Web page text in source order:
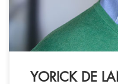
practitioner Wie ik
en ik woon in het
YORICK DE